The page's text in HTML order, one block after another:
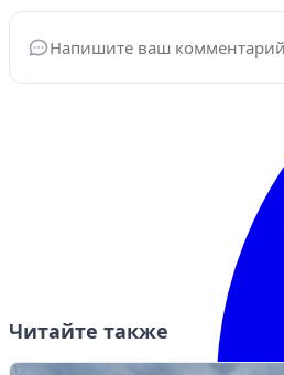
Ваше имя*
Читайте также